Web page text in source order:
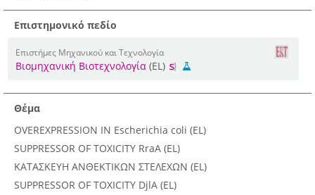
Επιστημονικό πεδίο
Επιστήμες Μηχανικού και Τεχνολογία
Βιομηχανική Βιοτεχνολογία (EL)
Θέμα
OVEREXPRESSION IN Escherichia coli (EL)
SUPPRESSOR OF TOXICITY RraA (EL)
ΚΑΤΑΣΚΕΥΗ ΑΝΘΕΚΤΙΚΩΝ ΣΤΕΛΕΧΩΝ (EL)
SUPPRESSOR OF TOXICITY DjlA (EL)